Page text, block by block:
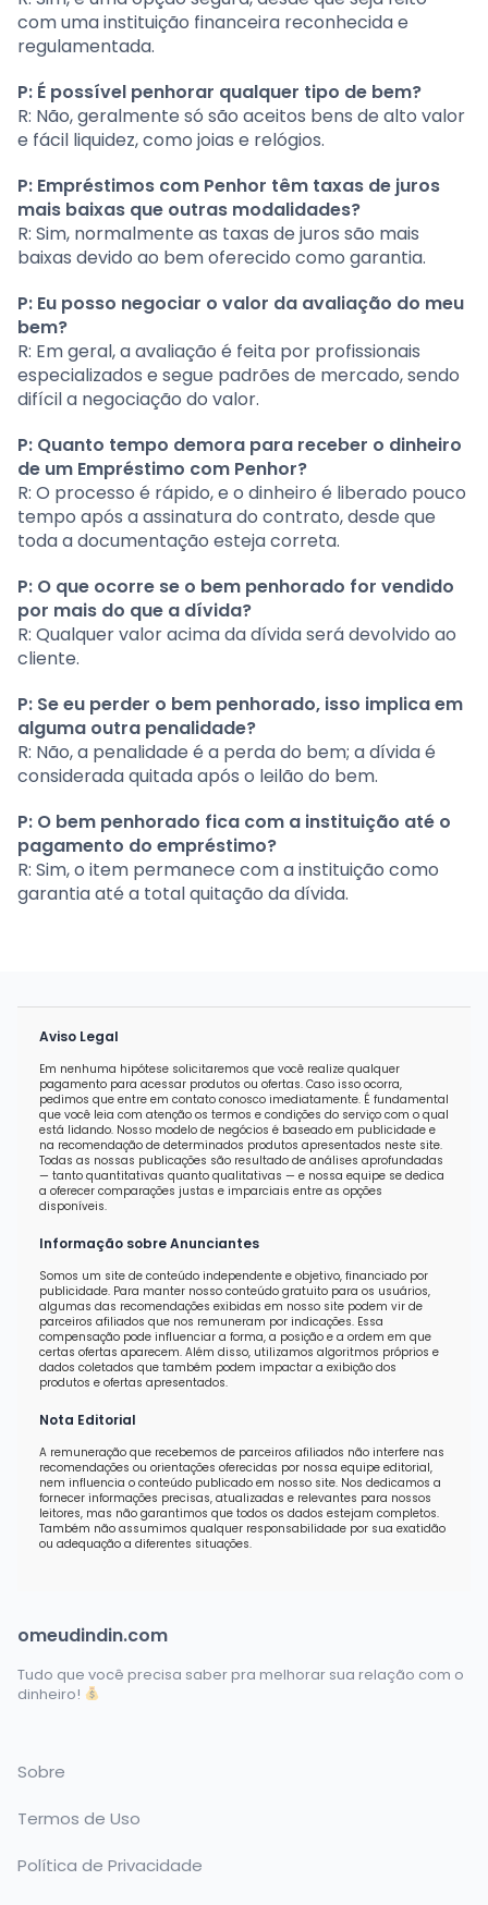
com uma instituição financeira reconhecida e
regulamentada.
P: É possível penhorar qualquer tipo de bem?
R: Não, geralmente só são aceitos bens de alto valor
e fácil liquidez, como joias e relógios.
P: Empréstimos com Penhor têm taxas de juros
mais baixas que outras modalidades?
R: Sim, normalmente as taxas de juros são mais
baixas devido ao bem oferecido como garantia.
P: Eu posso negociar o valor da avaliação do meu
bem?
R: Em geral, a avaliação é feita por profissionais
especializados e segue padrões de mercado, sendo
difícil a negociação do valor.
P: Quanto tempo demora para receber o dinheiro
de um Empréstimo com Penhor?
R: O processo é rápido, e o dinheiro é liberado pouco
tempo após a assinatura do contrato, desde que
toda a documentação esteja correta.
P: O que ocorre se o bem penhorado for vendido
por mais do que a dívida?
R: Qualquer valor acima da dívida será devolvido ao
cliente.
P: Se eu perder o bem penhorado, isso implica em
alguma outra penalidade?
R: Não, a penalidade é a perda do bem; a dívida é
considerada quitada após o leilão do bem.
P: O bem penhorado fica com a instituição até o
pagamento do empréstimo?
R: Sim, o item permanece com a instituição como
garantia até a total quitação da dívida.
Aviso Legal
Em nenhuma hipótese solicitaremos que você realize qualquer
pagamento para acessar produtos ou ofertas. Caso isso ocorra,
pedimos que entre em contato conosco imediatamente. É fundamental
que você leia com atenção os termos e condições do serviço com o qual
está lidando. Nosso modelo de negócios é baseado em publicidade e
na recomendação de determinados produtos apresentados neste site.
Todas as nossas publicações são resultado de análises aprofundadas
— tanto quantitativas quanto qualitativas — e nossa equipe se dedica
a oferecer comparações justas e imparciais entre as opções
disponíveis.
Informação sobre Anunciantes
Somos um site de conteúdo independente e objetivo, financiado por
publicidade. Para manter nosso conteúdo gratuito para os usuários,
algumas das recomendações exibidas em nosso site podem vir de
parceiros afiliados que nos remuneram por indicações. Essa
compensação pode influenciar a forma, a posição e a ordem em que
certas ofertas aparecem. Além disso, utilizamos algoritmos próprios e
dados coletados que também podem impactar a exibição dos
produtos e ofertas apresentados.
Nota Editorial
A remuneração que recebemos de parceiros afiliados não interfere nas
recomendações ou orientações oferecidas por nossa equipe editorial,
nem influencia o conteúdo publicado em nosso site. Nos dedicamos a
fornecer informações precisas, atualizadas e relevantes para nossos
leitores, mas não garantimos que todos os dados estejam completos.
Também não assumimos qualquer responsabilidade por sua exatidão
ou adequação a diferentes situações.
omeudindin.com
Tudo que você precisa saber pra melhorar sua relação com o
dinheiro!
Sobre
Termos de Uso
Política de Privacidade